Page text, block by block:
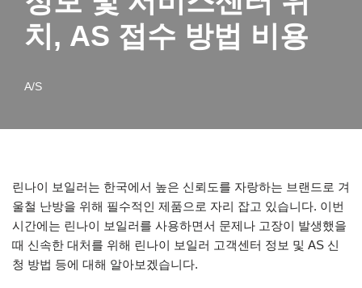
치, AS 접수 방법 비용
A/S
린나이 보일러는 한국에서 높은 신뢰도를 자랑하는 브랜드로 겨
울철 난방을 위해 필수적인 제품으로 자리 잡고 있습니다. 이번
시간에는 린나이 보일러를 사용하면서 문제나 고장이 발생했을
때 신속한 대처를 위해 린나이 보일러 고객센터 정보 및 AS 신
청 방법 등에 대해 알아보겠습니다.